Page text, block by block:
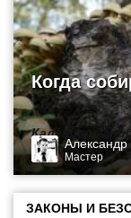
Когда
Календарь
Мастер
ЗАКОНЫ И